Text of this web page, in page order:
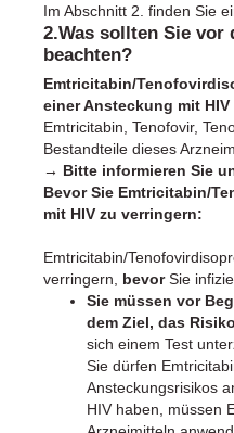
Im Abschnitt 2. finden Sie
2.Was sollten Sie vor
beachten?
Emtricitabin/
einer Ansteckung mit
Emtricitabin, Tenofovir,
Bestandteile dieses
→ Bitte informieren Sie
Bevor Sie Emtricitabin/
mit HIV zu verringern:
Emtricitabin/
verringern, bevorSie
Sie müssen vor
dem Ziel, das
sich einem Test
Sie dürfen
Ansteckungsrisikos
HIV haben, müssen